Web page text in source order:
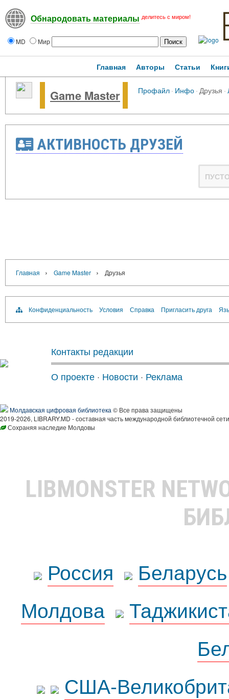
Обнародовать материалы делитесь с миром!
MD Мир
Главная Авторы Статьи
Game Master Профайл· Инфо· Друзья ·
АКТИВНОСТЬ ДРУЗЕЙ
Главная › Game Master › Друзья
Конфиденциальность Условия Справка Пригласить друга
Контакты редакции
О проекте · Новости · Реклама
Молдавская цифровая библиотека © Все права защищены
2019-2026, LIBRARY.MD - составная часть международной библиотечной
Сохраняя наследие Молдовы
LIBMONSTER
Россия
Беларусь
Молдова
США-